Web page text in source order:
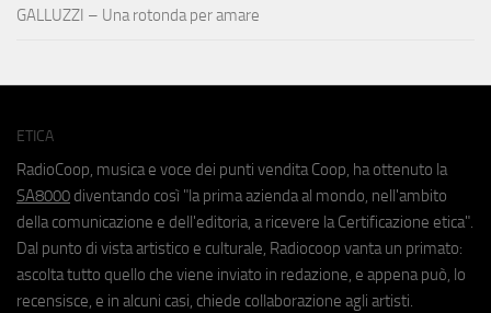
GALLUZZI – Una rotonda per amare
ETICA
RadioCoop, musica e voce dei punti vendita Coop, ha ottenuto la
SA8000 diventando così "la prima azienda al mondo, nell'ambito
della comunicazione e dell'editoria, a ricevere la Certificazione etica".
Dal punto di vista artistico e culturale, Radiocoop vanta un primato:
ascolta tutto quello che viene inviato in redazione, e appena può, lo
recensisce, e in alcuni casi, chiede collaborazione agli artisti.